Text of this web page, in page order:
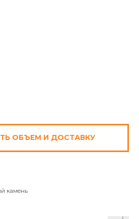
ОБЪЕМ И ДОСТАВКУ
камень